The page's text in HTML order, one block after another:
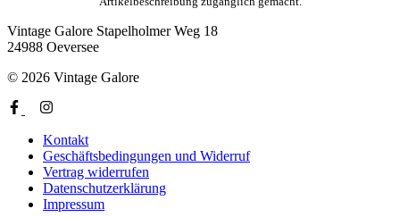
Vintage Galore Stapelholmer Weg 18
24988 Oeversee
© 2026 Vintage Galore
Kontakt
Geschäftsbedingungen und Widerruf
Vertrag widerrufen
Datenschutzerklärung
Impressum